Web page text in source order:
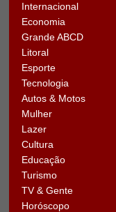
Internacional
Economia
Grande ABCD
Litoral
Esporte
Tecnologia
Autos & Motos
Mulher
Lazer
Cultura
Educação
Turismo
TV & Gente
Horóscopo